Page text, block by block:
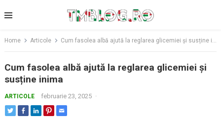
to
Home Articole Cum fasolea albă ajută la reglarea glicemiei și susține inima
Cum fasolea albă ajută la reglarea glicemiei și
susține inima
ARTICOLE februarie 23, 2025 ·